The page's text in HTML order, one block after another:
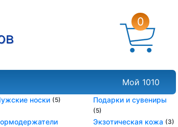
0
Мой 1010
носки (5) Подарки и сувениры
(5)
Экзотическая кожа (3)